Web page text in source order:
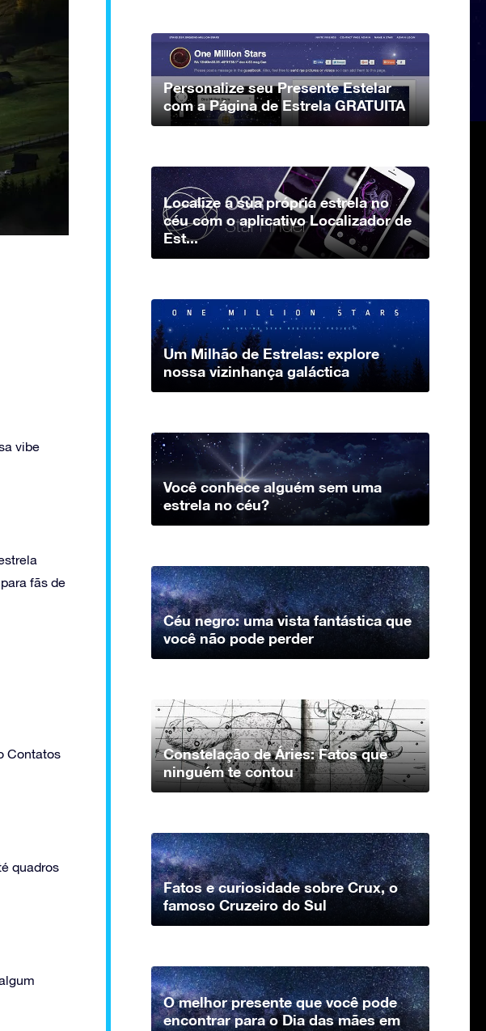
vibe
fãs de
Contatos
quadros
Personalize seu Presente Estelar
com a Página de Estrela GRATUITA
Localize a sua própria estrela no
céu com o aplicativo Localizador de
Est...
Um Milhão de Estrelas: explore
nossa vizinhança galáctica
Você conhece alguém sem uma
estrela no céu?
Céu negro: uma vista fantástica que
você não pode perder
Constelação de Áries: Fatos que
ninguém te contou
Fatos e curiosidade sobre Crux, o
famoso Cruzeiro do Sul
O melhor presente que você pode
encontrar para o Dia das mães em